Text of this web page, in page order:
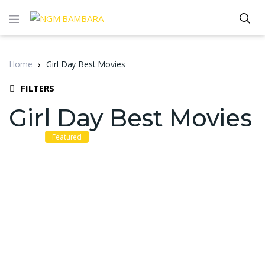
Home Girl Day Best Movies
FILTERS
Girl Day Best Movies
Featured